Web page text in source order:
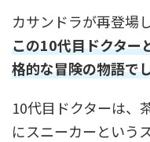
カサンドラが再登場
この10代目ドクター
格的な冒険の物語で
10代目ドクターは、
にスニーカーという